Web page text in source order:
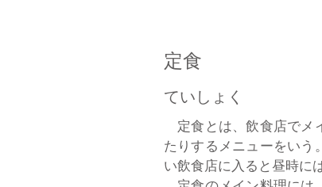
定食
​ていしょく
定食とは、飲食店でメ
たりするメニューをい
い飲食店に入ると昼時に